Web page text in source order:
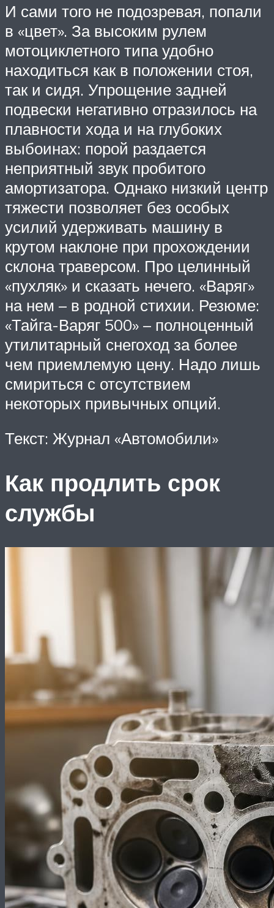
И сами того не подозревая, попали
в «цвет». За высоким рулем
мотоциклетного типа удобно
находиться как в положении стоя,
так и сидя. Упрощение задней
подвески негативно отразилось на
плавности хода и на глубоких
выбоинах: порой раздается
неприятный звук пробитого
амортизатора. Однако низкий центр
тяжести позволяет без особых
усилий удерживать машину в
крутом наклоне при прохождении
склона траверсом. Про целинный
«пухляк» и сказать нечего. «Варяг»
на нем – в родной стихии. Резюме:
«Тайга-Варяг 500» – полноценный
утилитарный снегоход за более
чем приемлемую цену. Надо лишь
смириться с отсутствием
некоторых привычных опций.
Текст: Журнал «Автомобили»
Как продлить срок
службы